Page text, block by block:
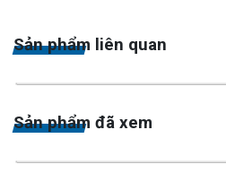
Sản phẩm liên quan
Sản phẩm đã xem